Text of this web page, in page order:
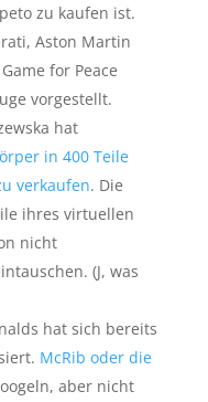
zu kaufen ist.
Aston Martin
for Peace
vorgestellt.
hat
in 400 Teile
verkaufen. Die
ihres virtuellen
nicht
(J, was
hat sich bereits
McRib oder die
aber nicht